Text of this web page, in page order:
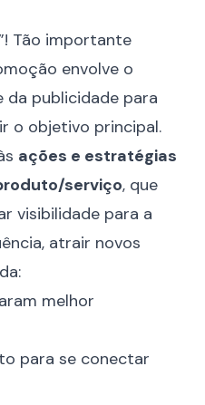
Tão importante
envolve o
publicidade para
o objetivo principal.
ações e estratégias
serviço, que
visibilidade para a
atrair novos
melhor
para se conectar